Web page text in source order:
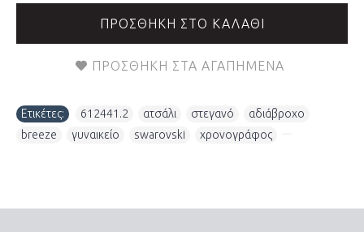
ΠΡΟΣΘΉΚΗ ΣΤΟ ΚΑΛΆΘΙ
ΠΡΟΣΘΉΚΗ ΣΤΑ ΑΓΑΠΗΜΈΝΑ
Ετικέτες: 612441.2 ατσάλι στεγανό αδιάβροχο
breeze
γυναικείο swarovski χρονογράφος